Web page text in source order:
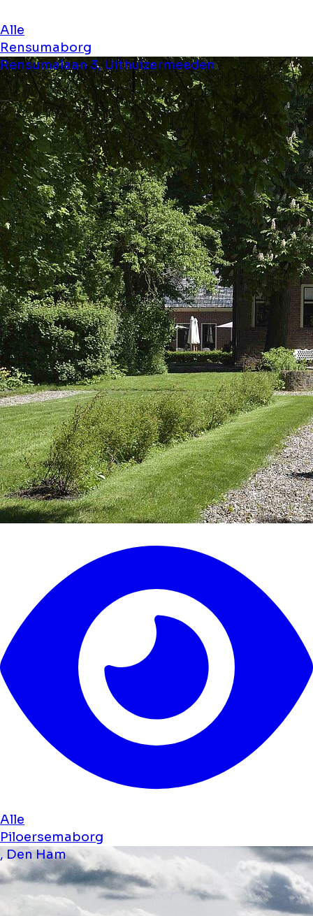
Alle
Rensumaborg
Rensumalaan 3, Uithuizermeeden
Alle
Piloersemaborg
, Den Ham